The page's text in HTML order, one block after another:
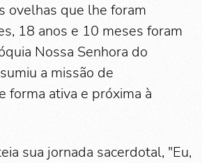
ovelhas que lhe foram
18 anos e 10 meses foram
Nossa Senhora do
a missão de
forma ativa e próxima à
sua jornada sacerdotal, "Eu,